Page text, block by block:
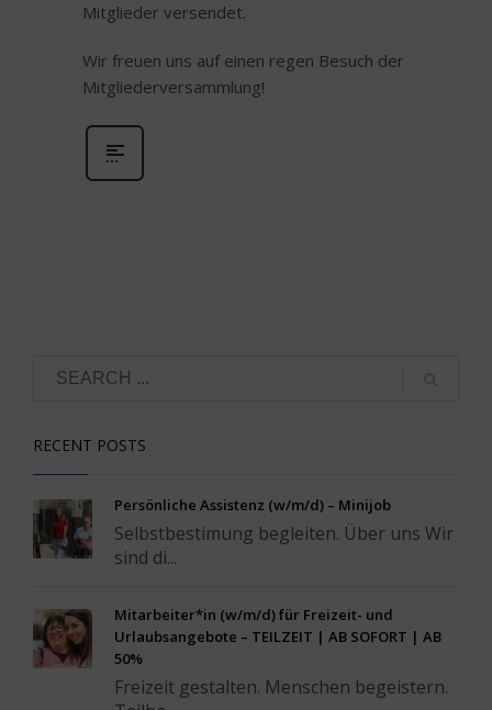
Mitglieder versendet.
Wir freuen uns auf einen regen Besuch der
Mitgliederversammlung!
RECENT POSTS
Persönliche Assistenz (w/m/d) – Minijob
Selbstbestimung begleiten. Über uns Wir
sind di...
Mitarbeiter*in (w/m/d) für Freizeit- und
Urlaubsangebote – TEILZEIT | AB SOFORT | AB
50%
Freizeit gestalten. Menschen begeistern.